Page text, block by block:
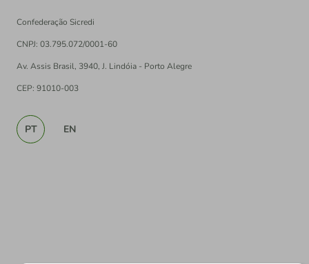
Confederação Sicredi
CNPJ: 03.795.072/0001-60
Av. Assis Brasil, 3940, J. Lindóia - Porto Alegre
CEP: 91010-003
PT EN